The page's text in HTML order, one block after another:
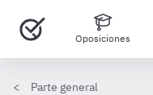
Oposiciones
Parte general